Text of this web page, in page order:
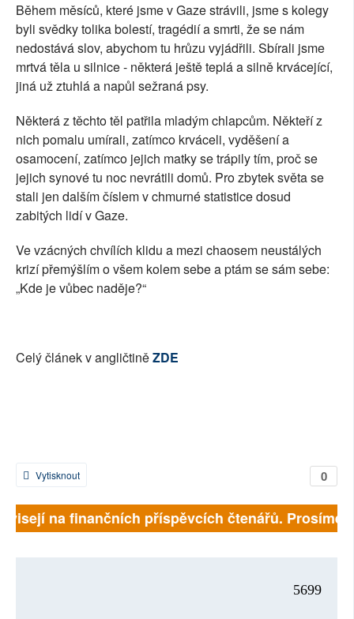
Během měsíců, které jsme v Gaze strávili, jsme s kolegy
byli svědky tolika bolestí, tragédií a smrti, že se nám
nedostává slov, abychom tu hrůzu vyjádřili. Sbírali jsme
mrtvá těla u silnice - některá ještě teplá a silně krvácející,
jiná už ztuhlá a napůl sežraná psy.
Některá z těchto těl patřila mladým chlapcům. Někteří z
nich pomalu umírali, zatímco krváceli, vyděšení a
osamocení, zatímco jejich matky se trápily tím, proč se
jejich synové tu noc nevrátili domů. Pro zbytek světa se
stali jen dalším číslem v chmurné statistice dosud
zabitých lidí v Gaze.
Ve vzácných chvílích klidu a mezi chaosem neustálých
krizí přemýšlím o všem kolem sebe a ptám se sám sebe:
„Kde je vůbec naděje?“
Celý článek v angličtiněZDE
0
Vytisknout
na finančních příspěvcích čtenářů. Prosíme,
5699